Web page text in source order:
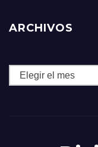
ARCHIVOS
Archivos